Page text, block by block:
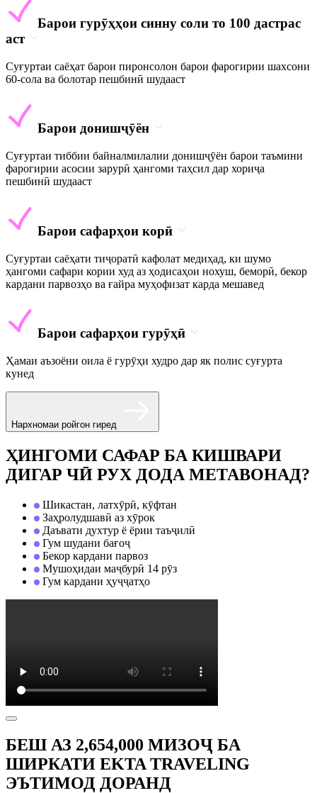
Барои гурӯҳҳои синну соли то 100 дастрас
аст
Суғуртаи саёҳат барои пиронсолон барои фарогирии шахсони
60-сола ва болотар пешбинӣ шудааст
Барои донишҷӯён
Суғуртаи тиббии байналмилалии донишҷӯён барои таъмини
фарогирии асосии зарурӣ ҳангоми таҳсил дар хориҷа
пешбинӣ шудааст
Барои сафарҳои корӣ
Суғуртаи саёҳати тиҷоратӣ кафолат медиҳад, ки шумо
ҳангоми сафари кории худ аз ҳодисаҳои нохуш, беморӣ, бекор
кардани парвозҳо ва ғайра муҳофизат карда мешавед
Барои сафарҳои гурӯҳӣ
Ҳамаи аъзоёни оила ё гурӯҳи худро дар як полис суғурта
кунед
Нархномаи ройгон гиред
ҲИНГОМИ САФАР БА КИШВАРИ
ДИГАР ЧӢ РУХ ДОДА МЕТАВОНАД?
Шикастан, латхӯрӣ, кӯфтан
Заҳролудшавӣ аз хӯрок
Даъвати духтур ё ёрии таъҷилӣ
Гум шудани бағоҷ
Бекор кардани парвоз
Мушоҳидаи маҷбурӣ 14 рӯз
Гум кардани ҳуҷҷатҳо
БЕШ АЗ 2,654,000 МИЗОҶ БА
ШИРКАТИ EKTA TRAVELING
ЭЪТИМОД ДОРАНД